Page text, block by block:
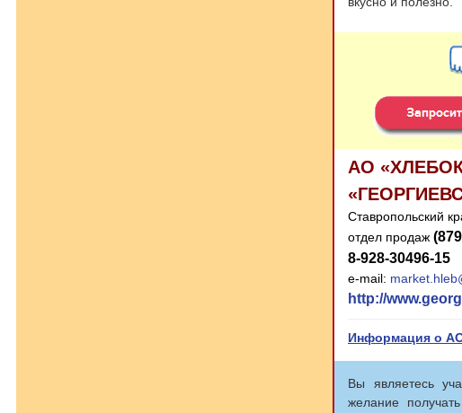
АО
Ставропольский
отдел продаж
8-928-30496-15
e-mail:
http://
Информация о
Вы являетесь
желание